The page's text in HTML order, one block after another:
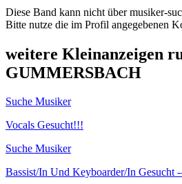
Diese Band kann nicht über musiker-
Bitte nutze die im Profil angegebenen
weitere Kleinanzeigen
GUMMERSBACH
Suche Musiker
Vocals Gesucht!!!
Suche Musiker
Bassist/In Und Keyboarder/In Gesucht